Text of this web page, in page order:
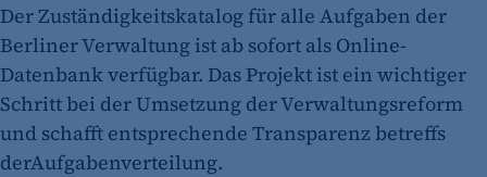
Der Zuständigkeitskatalog für alle Aufgaben der
Berliner Verwaltung ist ab sofort als Online-
Datenbank verfügbar. Das Projekt ist ein wichtiger
Schritt bei der Umsetzung der Verwaltungsreform
und schafft entsprechende Transparenz betreffs
derAufgabenverteilung.